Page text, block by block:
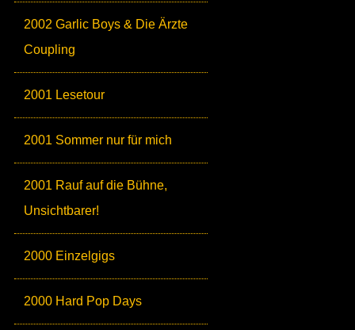
2002 Garlic Boys & Die Ärzte
Coupling
2001 Lesetour
2001 Sommer nur für mich
2001 Rauf auf die Bühne,
Unsichtbarer!
2000 Einzelgigs
2000 Hard Pop Days